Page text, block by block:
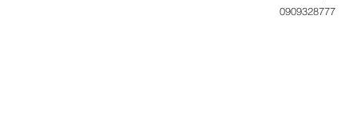
0909328777